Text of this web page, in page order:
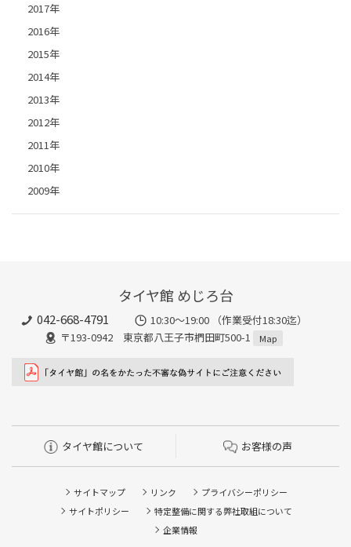
2017年
2016年
2015年
2014年
2013年
2012年
2011年
2010年
2009年
タイヤ館 めじろ台
042-668-4791
10:30～19:00 （作業受付18:30迄）
〒193-0942 東京都八王子市椚田町500-1
Map
タイヤ館について お客様の声
サイトマップ リンク
プライバシーポリシー
サイトポリシー
特定整備に関する弊社取組について
企業情報